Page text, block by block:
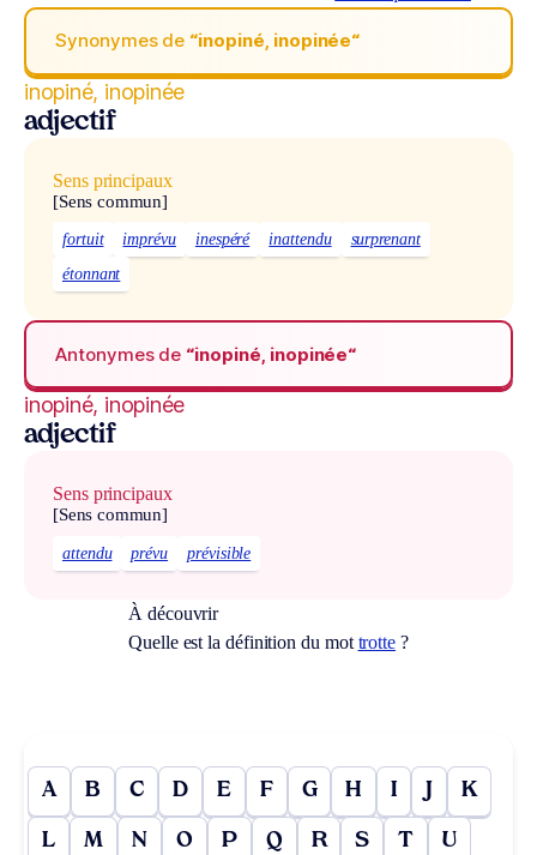
Synonymes de “inopiné, inopinée“
inopiné, inopinée
adjectif
Sens principaux
[Sens commun]
fortuit imprévu inespéré inattendu
surprenant
étonnant
Antonymes de “inopiné, inopinée“
inopiné, inopinée
adjectif
Sens principaux
[Sens commun]
attendu prévu prévisible
À découvrir
Quelle est la définition du mot trotte ?
A B C D E F G H I J K
L M N O P Q R S T U